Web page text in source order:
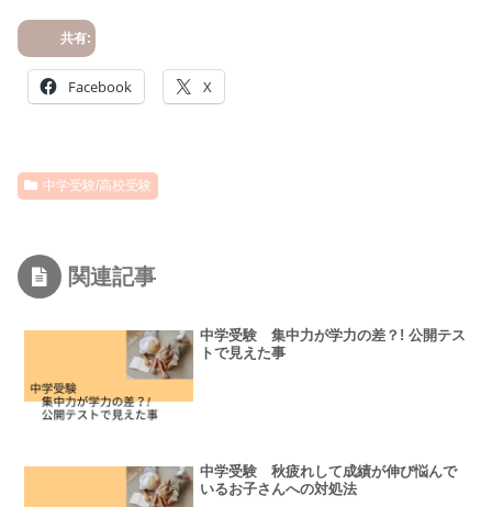
共有:
Facebook X
中学受験/高校受験
関連記事
中学受験 集中力が学力の差？! 公開テス
トで見えた事
中学受験 秋疲れして成績が伸び悩んで
いるお子さんへの対処法